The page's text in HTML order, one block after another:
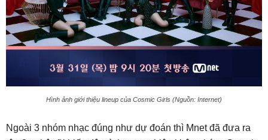
Hình ảnh giới thiệu lineup của Cosmic Girls (Nguồn: Internet)
Ngoài 3 nhóm nhạc đúng như dự đoán thì Mnet đã đưa ra